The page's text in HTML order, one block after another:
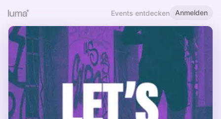
Events entdecken Anmelden